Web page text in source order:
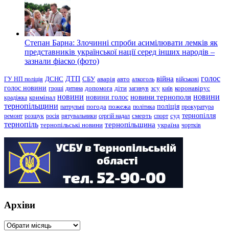
Степан Барна: Злочинні спроби асимілювати лемків як
представників української нації серед інших народів –
зазнали фіаско (фото)
ГУ НП поліція ДСНС ДТП СБУ аварія авто алкоголь війна військові голос
голос новини гроші дитина допомога діти загинув зсу київ коронавірус
крадіжка кримінал новини новини голос новини тернополя новини
тернопільщини патрульні погода пожежа політика поліція прокуратура
ремонт розшук росія рятувальники сергій надал смерть спорт суд тернопілля
тернопіль тернопільські новини тернопільщина україна чортків
Архіви
Архіви